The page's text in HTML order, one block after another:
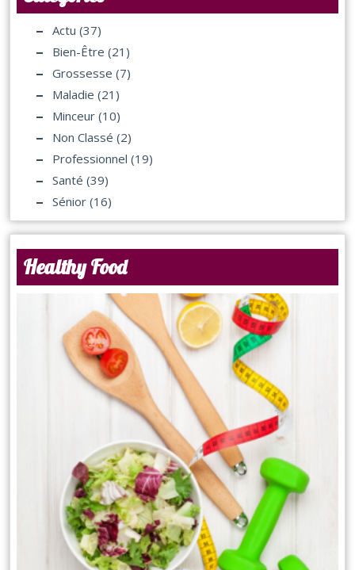
Actu (37)
Bien-Être (21)
Grossesse (7)
Maladie (21)
Minceur (10)
Non Classé (2)
Professionnel (19)
Santé (39)
Sénior (16)
Healthy Food